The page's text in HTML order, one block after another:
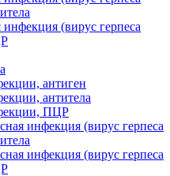
(вирус герпеса
антиген
антитела
ПЦР
инфекция (вирус герпеса
инфекция (вирус герпеса